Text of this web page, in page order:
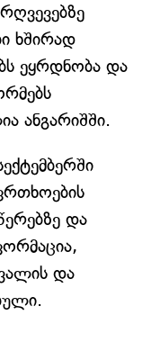
ხშირად
ეყრდნობა და
ანგარიშში.
და
და